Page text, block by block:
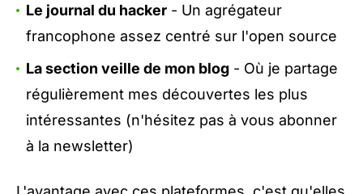
Le journal du hacker - Un agrégateur
francophone assez centré sur l'open source
La section veille de mon blog - Où je partage
régulièrement mes découvertes les plus
intéressantes (n'hésitez pas à vous abonner
à la newsletter)